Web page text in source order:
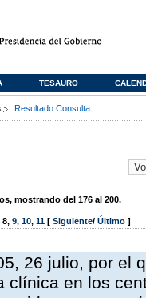
TESAURO
Resultado Consulta
mostrando del 176 al 200.
8, 9, 10, 11 [ Siguiente/ Último ]
26 julio, por el
clínica en los